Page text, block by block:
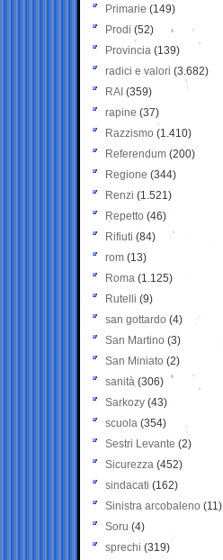
Primarie (149)
Prodi (52)
Provincia (139)
radici e valori (3.682)
RAI (359)
rapine (37)
Razzismo (1.410)
Referendum (200)
Regione (344)
Renzi (1.521)
Repetto (46)
Rifiuti (84)
rom (13)
Roma (1.125)
Rutelli (9)
san gottardo (4)
San Martino (3)
San Miniato (2)
sanità (306)
Sarkozy (43)
scuola (354)
Sestri Levante (2)
Sicurezza (452)
sindacati (162)
Sinistra arcobaleno (11)
Soru (4)
sprechi (319)